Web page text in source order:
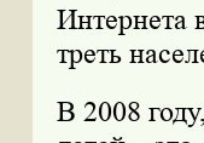
Интернета
треть
В 2008